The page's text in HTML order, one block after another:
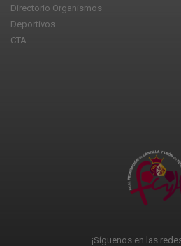
Directorio Organismos
Deportivos
CTA
¡Síguenos en las